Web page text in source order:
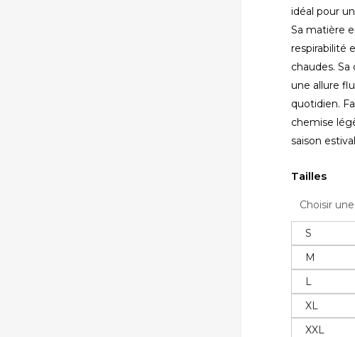
idéal pour un
Sa matière
respirabilité
chaudes.
une allure
quotidien.
chemise
saison
Tailles
S
M
L
XL
XXL